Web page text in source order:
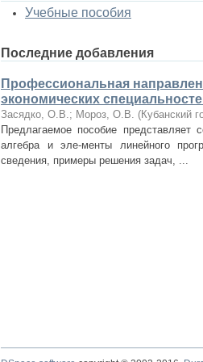
Учебные пособия
Последние добавления
Профессиональная
экономических
Засядко, О.В.; Мороз, О.В. (Кубанский
Предлагаемое пособие представляет
алгебра и эле-менты линейного
сведения, примеры решения задач, ...